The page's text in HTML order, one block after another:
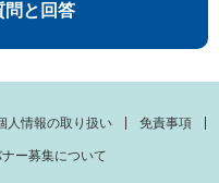
問と回答
人情報の取り扱い 免責事項
ー募集について